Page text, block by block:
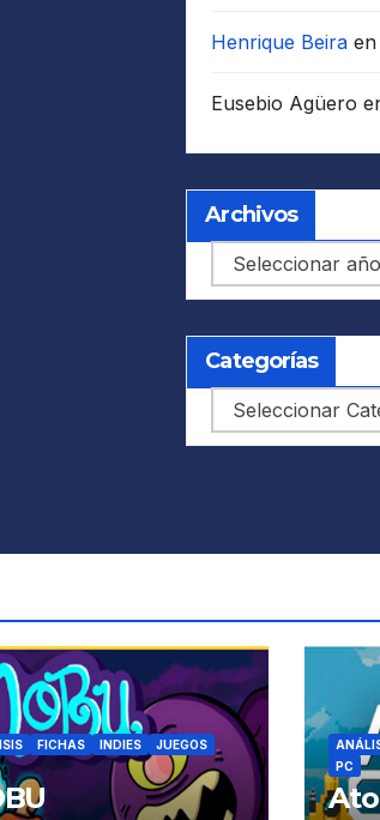
Henrique Beira en
Eusebio Agüero
Archivos
Archivos
Categorías
Categorías
FICHAS INDIES
JUEGOS
PC